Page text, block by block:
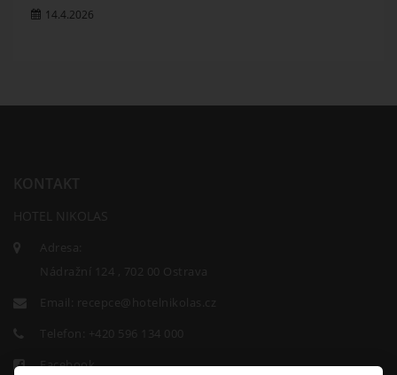
14.4.2026
HOTEL NIKOLAS
Adresa:
Nádražní 124 , 702 00 Ostrava
Email:
recepce@hotelnikolas.cz
Telefon:
+420 596 134 000
Facebook